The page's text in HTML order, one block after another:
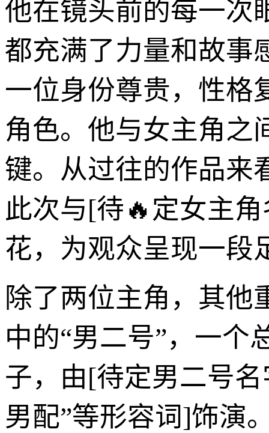
他在镜头前的每一次
都充满了力量和故事
一位身份尊贵，性格
角色。他与女主角之
键。从过往的作品来
此次与[待🔥定女主
花，为观众呈现一段
除了两位主角，其他
中的“男二号”，一个
子，由[待定男二号
男配”等形容词]饰演